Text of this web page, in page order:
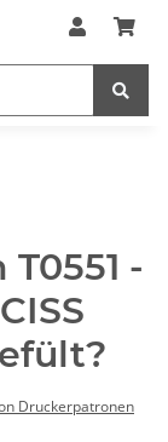
-
Druckerpatronen